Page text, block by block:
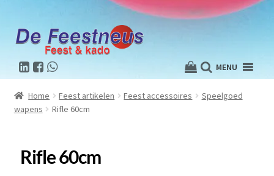
MENU
Home Feest artikelen Feest accessoires
Speelgoed
wapens
Rifle 60cm
Rifle 60cm